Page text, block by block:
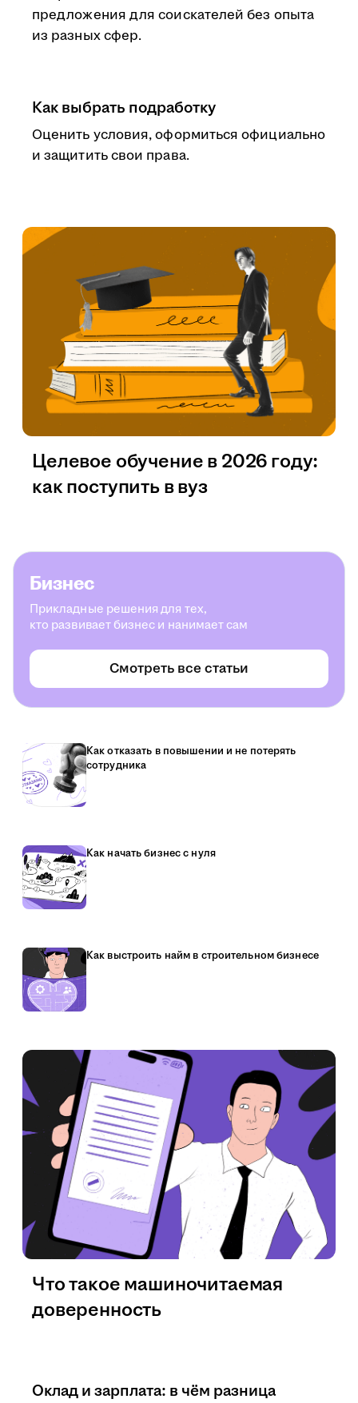
предложения для соискателей без опыта
из разных сфер.
Как выбрать подработку
Оценить условия, оформиться официально
и защитить свои права.
Целевое обучение в 2026 году:
как поступить в вуз
Бизнес
Прикладные решения для тех,
кто развивает бизнес и нанимает сам
Смотреть все статьи
Как отказать в повышении и не потерять
сотрудника
Как начать бизнес с нуля
Как выстроить найм в строительном бизнесе
Оклад и зарплата: в чём разница
Что такое машиночитаемая
доверенность